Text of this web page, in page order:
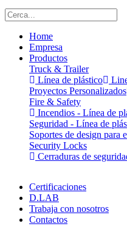
Home
Empresa
Productos
Truck & Trailer
Línea de plástico
Proyectos Personalizados
Fire & Safety
Incendios - Línea de
Seguridad - Línea de
Soportes de design para
Security Locks
Cerraduras de
Certificaciones
D.LAB
Trabaja con nosotros
Contactos